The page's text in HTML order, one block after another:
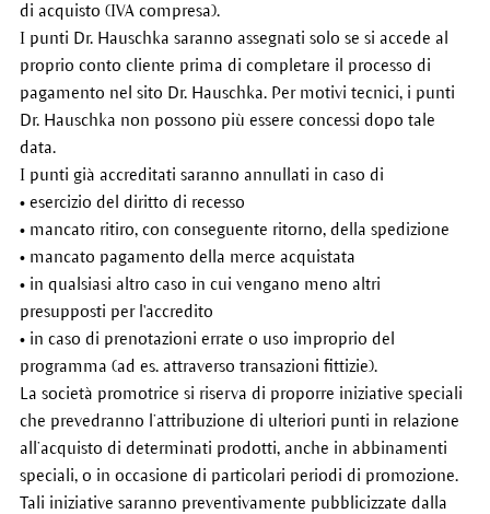
di acquisto (IVA compresa).
I punti Dr. Hauschka saranno assegnati solo se si accede al
proprio conto cliente prima di completare il processo di
pagamento nel sito Dr. Hauschka. Per motivi tecnici, i punti
Dr. Hauschka non possono più essere concessi dopo tale
data.
I punti già accreditati saranno annullati in caso di
• esercizio del diritto di recesso
• mancato ritiro, con conseguente ritorno, della spedizione
• mancato pagamento della merce acquistata
• in qualsiasi altro caso in cui vengano meno altri
presupposti per l'accredito
• in caso di prenotazioni errate o uso improprio del
programma (ad es. attraverso transazioni fittizie).
La società promotrice si riserva di proporre iniziative speciali
che prevedranno l’attribuzione di ulteriori punti in relazione
all’acquisto di determinati prodotti, anche in abbinamenti
speciali, o in occasione di particolari periodi di promozione.
Tali iniziative saranno preventivamente pubblicizzate dalla